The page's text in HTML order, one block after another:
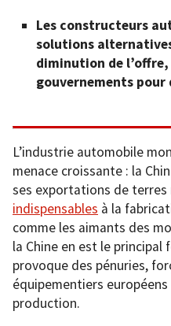
Les constructeurs
solutions
diminution de
gouvernements
L’industrie automobile
menace croissante : la
ses exportations de terres
indispensables à la
comme les aimants des
la Chine en est le
provoque des pénuries,
équipementiers
production.